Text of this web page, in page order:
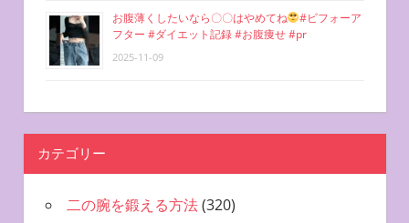
お腹薄くしたいなら〇〇はやめてね
#ビフォーア
フター #ダイエット記録 #お腹痩せ #pr
2025-11-09
カテゴリー
二の腕を鍛える方法(320)